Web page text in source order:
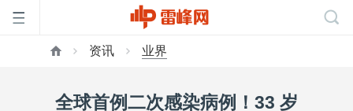
资讯 业界
全球首例二次感染病例！33 岁